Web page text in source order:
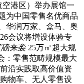
空港区）举办展馆一
为中国零售名优商品
华润万家、盒马、奥
会议将增设体验专
来袭 25万㎡超大规
：零售范畴规模最大
沿实践取高价值资
物车、无人零售设